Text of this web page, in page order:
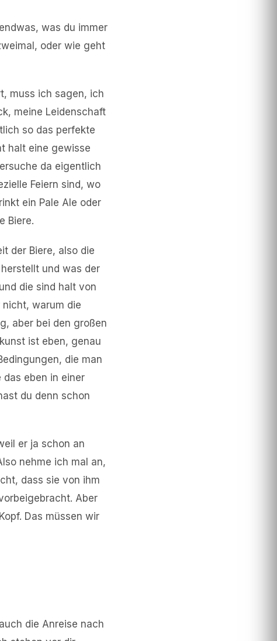
was du immer
oder wie geht
muss ich sagen, ich
meine Leidenschaft
so das perfekte
halt eine gewisse
da eigentlich
Feiern sind, wo
ein Pale Ale oder
Biere.
der Biere, also die
und was der
die sind halt von
warum die
aber bei den großen
ist eben, genau
die man
eben in einer
du denn schon
er ja schon an
nehme ich mal an,
dass sie von ihm
Aber
Das müssen wir
die Anreise nach